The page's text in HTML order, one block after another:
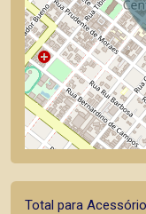
Total para